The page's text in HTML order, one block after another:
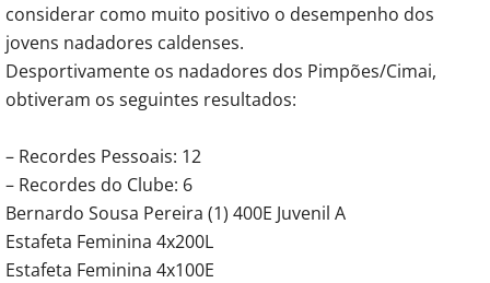
considerar como muito positivo o desempenho dos
jovens nadadores caldenses.
Desportivamente os nadadores dos Pimpões/Cimai,
obtiveram os seguintes resultados:
– Recordes Pessoais: 12
– Recordes do Clube: 6
Bernardo Sousa Pereira (1) 400E Juvenil A
Estafeta Feminina 4x200L
Estafeta Feminina 4x100E